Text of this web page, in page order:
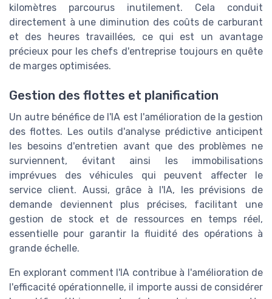
kilomètres parcourus inutilement. Cela conduit
directement à une diminution des coûts de carburant
et des heures travaillées, ce qui est un avantage
précieux pour les chefs d'entreprise toujours en quête
de marges optimisées.
Gestion des flottes et planification
Un autre bénéfice de l'IA est l'amélioration de la gestion
des flottes. Les outils d'analyse prédictive anticipent
les besoins d'entretien avant que des problèmes ne
surviennent, évitant ainsi les immobilisations
imprévues des véhicules qui peuvent affecter le
service client. Aussi, grâce à l'IA, les prévisions de
demande deviennent plus précises, facilitant une
gestion de stock et de ressources en temps réel,
essentielle pour garantir la fluidité des opérations à
grande échelle.
En explorant comment l'IA contribue à l'amélioration de
l'efficacité opérationnelle, il importe aussi de considérer